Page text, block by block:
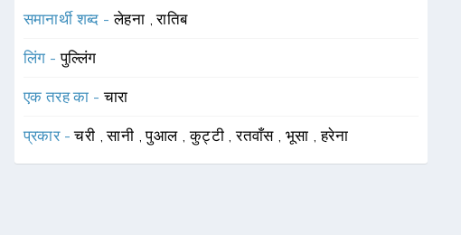
समानार्थी शब्द -लेहना ,रातिब
लिंग -पुल्लिंग
एक तरह का -चारा
प्रकार -चरी ,सानी ,पुआल ,कुट्टी ,रतवाँस , भूसा ,हरेना